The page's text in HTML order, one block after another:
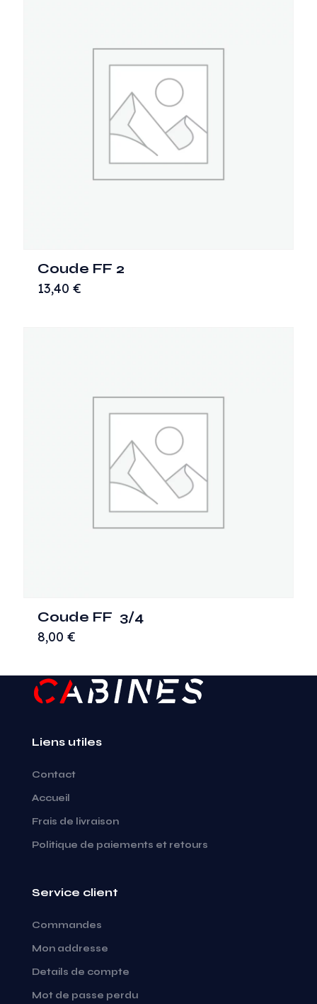
Coude FF 2
13,40 €
Coude FF 3/4
8,00 €
Liens utiles
Contact
Accueil
Frais de livraison
Politique de paiements et retours
Service client
Commandes
Mon addresse
Details de compte
Mot de passe perdu